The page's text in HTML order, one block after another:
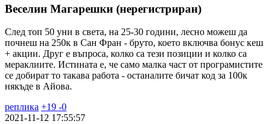
Веселин Магарешки (нерегистриран)
След топ 50 уни в света, на 25-30 години, лесно можеш да
почнеш на 250к в Сан Фран - бруто, което включва бонус кеш
+ акции. Друг е въпроса, колко са тези позиции и колко са
мераклиите. Истината е, че само малка част от програмистите
се добират то такава работа - останалите бичат код за 100к
някъде в Айова.
реплика +19 -0
2021-11-12 17:55:57